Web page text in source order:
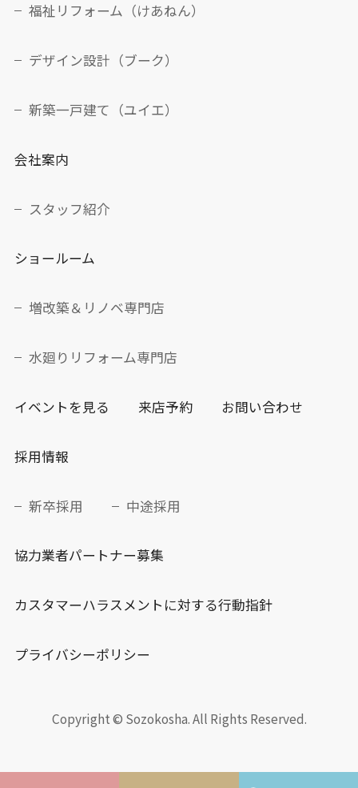
福祉リフォーム（けあねん）
デザイン設計（ブーク）
新築一戸建て（ユイエ）
会社案内
スタッフ紹介
ショールーム
増改築＆リノベ専門店
水廻りリフォーム専門店
イベントを見る 来店予約 お問い合わせ
採用情報
新卒採用 中途採用
協力業者パートナー募集
カスタマーハラスメントに対する行動指針
プライバシーポリシー
Copyright © Sozokosha. All Rights Reserved.